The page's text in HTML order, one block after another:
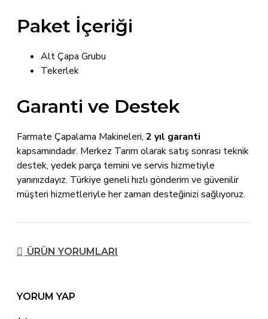
Paket İçeriği
Alt Çapa Grubu
Tekerlek
Garanti ve Destek
Farmate Çapalama Makineleri, 2 yıl garanti
kapsamındadır. Merkez Tarım olarak satış sonrası teknik
destek, yedek parça temini ve servis hizmetiyle
yanınızdayız. Türkiye geneli hızlı gönderim ve güvenilir
müşteri hizmetleriyle her zaman desteğinizi sağlıyoruz.
ÜRÜN YORUMLARI
YORUM YAP